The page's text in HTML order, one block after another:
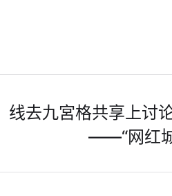
线去九宮格共享上讨
——“网红